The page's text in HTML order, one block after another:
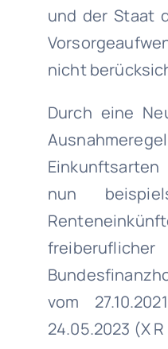
und der Staat
nicht
Durch eine
nun
vom
24.05.2023 (X